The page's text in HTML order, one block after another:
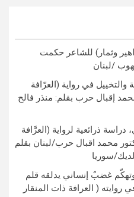
وثمار) للشاعر حكمت
/لبنان
والتخييل في رواية (العرّافة
إقبال حرب بقلم: منذر فالح
دراسة ذرائعية لرواية (العرَّافة
محمد اقبال حرب/لبنان بقلم
سوريا
غضبٌ إنساني يدلقه قلم
( العرافة ذات المنقار